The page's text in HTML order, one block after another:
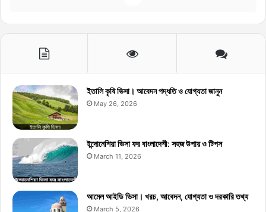
ইতালি কৃষি ভিসা। আবেদন পদ্ধতি ও যোগ্যতা জানুন
May 26, 2026
ইন্দোনেশিয়া ভিসা ফর বাংলাদেশী: সহজ উপায় ও টিপস
March 11, 2026
আমেল আইডি ভিসা। খরচ, আবেদন, যোগ্যতা ও দরকারি তথ্য
March 5, 2026